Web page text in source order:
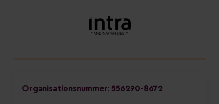
Organisationsnummer: 556290-8672